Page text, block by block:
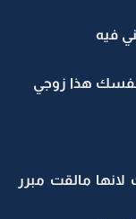
فيه
نفسك هذا زوجي
مالقت مبرر